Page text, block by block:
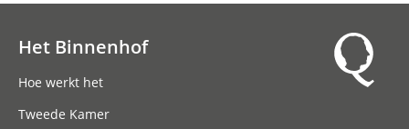
Het Binnenhof
Hoe werkt het
Tweede Kamer